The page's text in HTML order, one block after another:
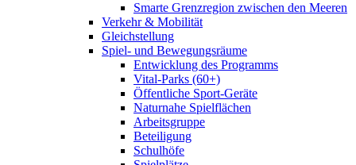
Smarte Grenzregion zwischen den Meeren
Verkehr & Mobilität
Gleichstellung
Spiel- und Bewegungsräume
Entwicklung des Programms
Vital-Parks (60+)
Öffentliche Sport-Geräte
Naturnahe Spielflächen
Arbeitsgruppe
Beteiligung
Schulhöfe